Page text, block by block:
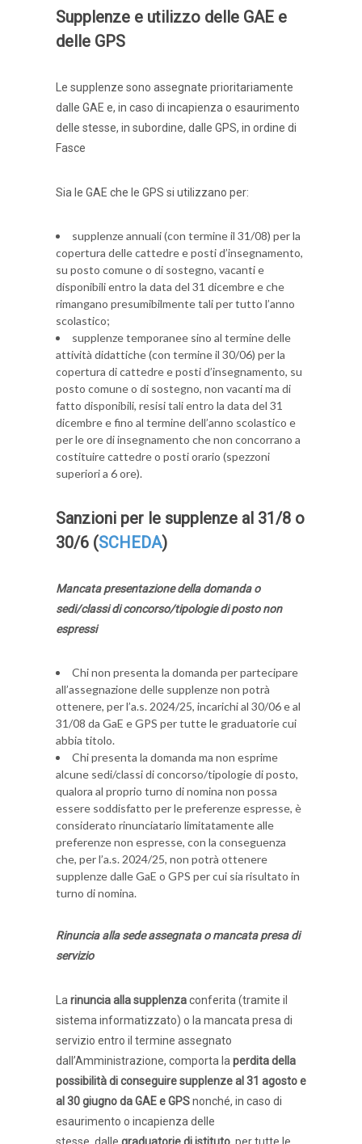
Supplenze e utilizzo delle GAE e
delle GPS
Le supplenze sono assegnate prioritariamente
dalle GAE e, in caso di incapienza o esaurimento
delle stesse, in subordine, dalle GPS, in ordine di
Fasce
Sia le GAE che le GPS si utilizzano per:
supplenze annuali (con termine il 31/08) per la
copertura delle cattedre e posti d’insegnamento,
su posto comune o di sostegno, vacanti e
disponibili entro la data del 31 dicembre e che
rimangano presumibilmente tali per tutto l’anno
scolastico;
supplenze temporanee sino al termine delle
attività didattiche (con termine il 30/06) per la
copertura di cattedre e posti d’insegnamento, su
posto comune o di sostegno, non vacanti ma di
fatto disponibili, resisi tali entro la data del 31
dicembre e fino al termine dell’anno scolastico e
per le ore di insegnamento che non concorrano a
costituire cattedre o posti orario (spezzoni
superiori a 6 ore).
Sanzioni per le supplenze al 31/8 o
30/6 (SCHEDA)
Mancata presentazione della domanda o
sedi/classi di concorso/tipologie di postonon
espressi
Chi non presenta la domanda per partecipare
all’assegnazione delle supplenze non potrà
ottenere, per l’a.s. 2024/25, incarichi al 30/06 e al
31/08 da GaE e GPS per tutte le graduatorie cui
abbia titolo.
Chi presenta la domanda ma non esprime
alcune sedi/classi di concorso/tipologie di posto,
qualora al proprio turno di nomina non possa
essere soddisfatto per le preferenze espresse, è
considerato rinunciatario limitatamente alle
preferenze non espresse, con la conseguenza
che, per l’a.s. 2024/25, non potrà ottenere
supplenze dalle GaE o GPS per cui sia risultato in
turno di nomina.
Rinuncia alla sede assegnata o mancata presa di
servizio
Larinuncia alla supplenzaconferita (tramite il
sistema informatizzato) o la mancata presa di
servizio entro il termine assegnato
dall’Amministrazione, comporta laperdita della
possibilità di conseguire supplenze al 31 agosto e
al 30 giugno da GAE e GPSnonché, in caso di
esaurimento o incapienza delle